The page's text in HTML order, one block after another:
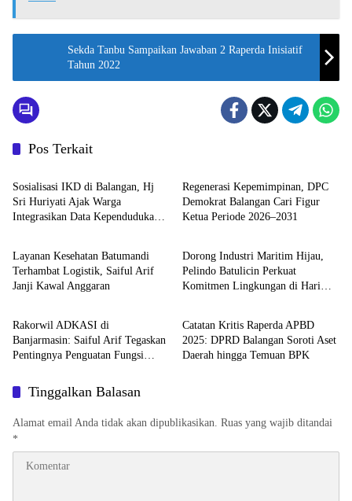
Sekda Tanbu Sampaikan Jawaban 2 Raperda Inisiatif
Tahun 2022
Pos Terkait
Balangan
Sosialisasi IKD di Balangan, Hj
Sri Huriyati Ajak Warga
Integrasikan Data Kependudukan
Regenerasi Kepemimpinan, DPC
Demokrat Balangan Cari Figur
Ketua Periode 2026–2031
Balangan
Layanan Kesehatan Batumandi
Terhambat Logistik, Saiful Arif
Janji Kawal Anggaran
Kalimantan Selatan
Dorong Industri Maritim Hijau,
Pelindo Batulicin Perkuat
Komitmen Lingkungan di Hari
Balangan
Rakorwil ADKASI di
Banjarmasin: Saiful Arif Tegaskan
Pentingnya Penguatan Fungsi
Balangan
Catatan Kritis Raperda APBD
2025: DPRD Balangan Soroti Aset
Daerah hingga Temuan BPK
Tinggalkan Balasan
Alamat email Anda tidak akan dipublikasikan. Ruas yang wajib ditandai
*